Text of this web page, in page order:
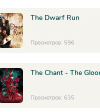
The Dwarf Run
Просмотров: 596
The Chant - The
Просмотров: 635